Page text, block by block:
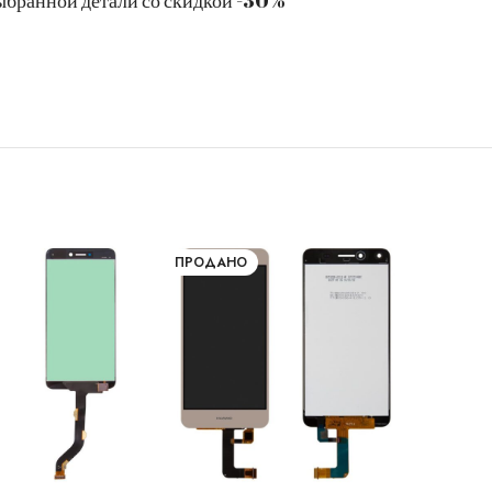
ПРОДАНО